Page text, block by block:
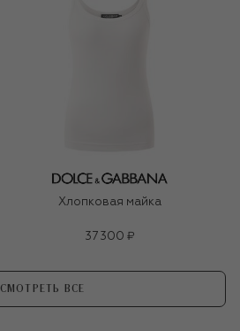
Хлопковая майка
37 300 ₽
СМОТРЕТЬ ВСЕ